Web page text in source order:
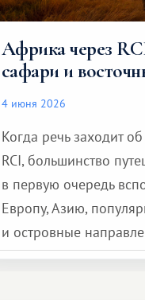
Африка через
сафари и
4 июня 2026
Когда речь заходит
RCI, большинство
в первую очередь
Европу, Азию,
и островные
возможности